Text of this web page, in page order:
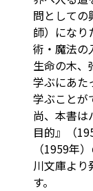
問としての
師）になり
術・魔法の
生命の木、
学ぶにあた
学ぶことが
尚、本書は
目的』（
（1959年
川文庫より
す。